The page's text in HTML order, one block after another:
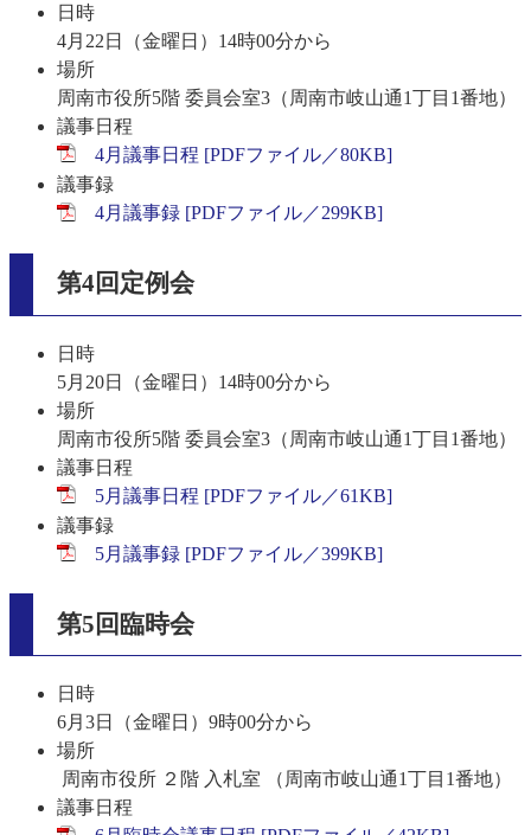
日時
4月22日（金曜日）14時00分から
場所
周南市役所5階 委員会室3（周南市岐山通1丁目1番地）
議事日程
4月議事日程 [PDFファイル／80KB]
議事録
4月議事録 [PDFファイル／299KB]
第4回定例会
日時
5月20日（金曜日）14時00分から
場所
周南市役所5階 委員会室3（周南市岐山通1丁目1番地）
議事日程
5月議事日程 [PDFファイル／61KB]
議事録
5月議事録 [PDFファイル／399KB]
第5回臨時会
日時
6月3日（金曜日）9時00分から
場所
周南市役所 ２階 入札室 （周南市岐山通1丁目1番地）
議事日程